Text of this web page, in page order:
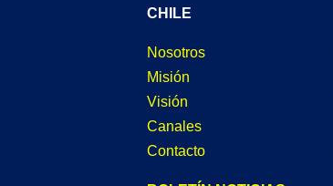
CHILE
Nosotros
Misión
Visión
Canales
Contacto